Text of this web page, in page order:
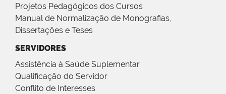
Projetos Pedagógicos dos Cursos
Manual de Normalização de Monografias,
Dissertações e Teses
SERVIDORES
Assistência à Saúde Suplementar
Qualificação do Servidor
Conflito de Interesses